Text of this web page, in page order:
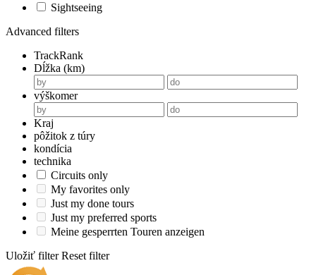
Sightseeing
Advanced filters
TrackRank
Dĺžka (km)
výškomer
Kraj
pôžitok z túry
kondícia
technika
Circuits only
My favorites only
Just my done tours
Just my preferred sports
Meine gesperrten Touren anzeigen
Uložiť filter Reset filter